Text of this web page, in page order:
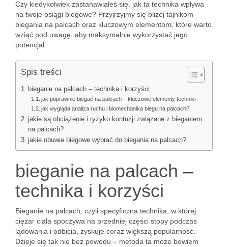
Czy kiedykolwiek zastanawiałeś się, jak ta technika wpływa
na twoje osiągi biegowe? Przyjrzyjmy się bliżej tajnikom
biegania na palcach oraz kluczowym elementom, które warto
wziąć pod uwagę, aby maksymalnie wykorzystać jego
potencjał.
Spis treści
bieganie na palcach – technika i korzyści
jak poprawnie biegać na palcach – kluczowe elementy techniki
jak wygląda analiza ruchu i biomechanika biegu na palcach?
jakie są obciążenie i ryzyko kontuzji związane z bieganiem
na palcach?
jakie obuwie biegowe wybrać do biegania na palcach?
bieganie na palcach –
technika i korzyści
Bieganie na palcach, czyli specyficzna technika, w której
ciężar ciała spoczywa na przedniej części stopy podczas
lądowania i odbicia, zyskuje coraz większą popularność.
Dzieje się tak nie bez powodu – metoda ta może bowiem